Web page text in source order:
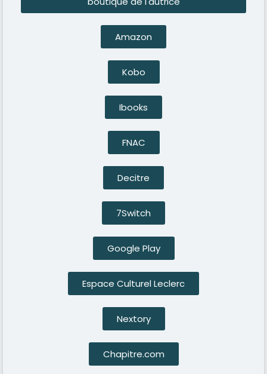
Amazon
Kobo
Ibooks
FNAC
Decitre
7Switch
Google Play
Espace Culturel Leclerc
Nextory
Chapitre.com